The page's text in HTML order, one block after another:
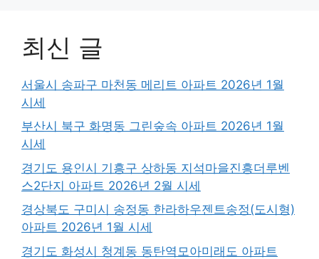
최신 글
서울시 송파구 마천동 메리트 아파트 2026년 1월
시세
부산시 북구 화명동 그린숲속 아파트 2026년 1월
시세
경기도 용인시 기흥구 상하동 지석마을진흥더루벤
스2단지 아파트 2026년 2월 시세
경상북도 구미시 송정동 한라하우젠트송정(도시형)
아파트 2026년 1월 시세
경기도 화성시 청계동 동탄역모아미래도 아파트